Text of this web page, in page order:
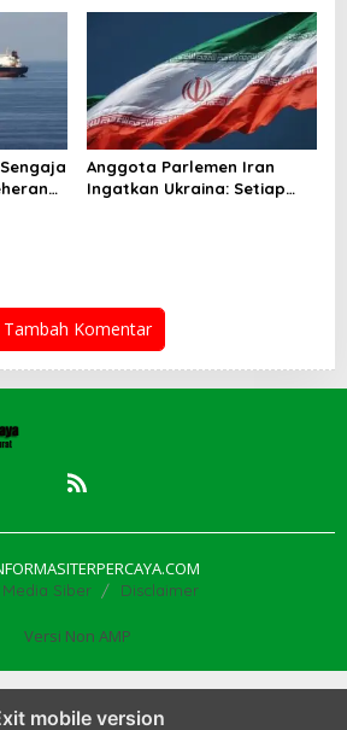
Profesionalisme Wartawan
di Wilayah Hukum Kejari
Anggota Parlemen Iran
Ingatkan Ukraina: Setiap
Tambah Komentar
Siber Disclaimer
Versi Non AMP
mobile version